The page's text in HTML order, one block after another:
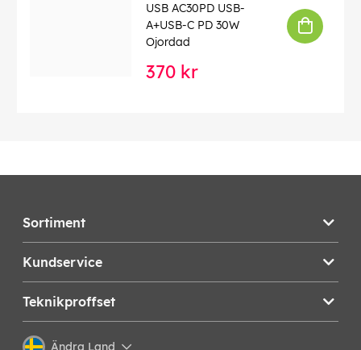
USB AC30PD USB-
A+USB-C PD 30W
Ojordad
370 kr
Sortiment
Kundservice
Teknikproffset
Ändra Land